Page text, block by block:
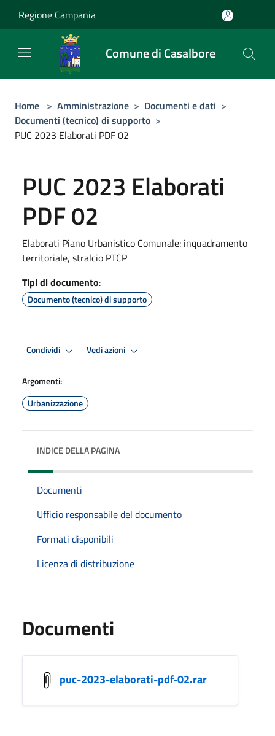
Regione Campania
Comune di Casalbore
Home > Amministrazione > Documenti e dati >
Documenti (tecnico) di supporto >
PUC 2023 Elaborati PDF 02
PUC 2023 Elaborati
PDF 02
Elaborati Piano Urbanistico Comunale: inquadramento
territoriale, stralcio PTCP
Tipi di documento:
Documento (tecnico) di supporto
Condividi Vedi azioni
Argomenti:
Urbanizzazione
INDICE DELLA PAGINA
Documenti
Ufficio responsabile del documento
Formati disponibili
Licenza di distribuzione
Documenti
puc-2023-elaborati-pdf-02.rar